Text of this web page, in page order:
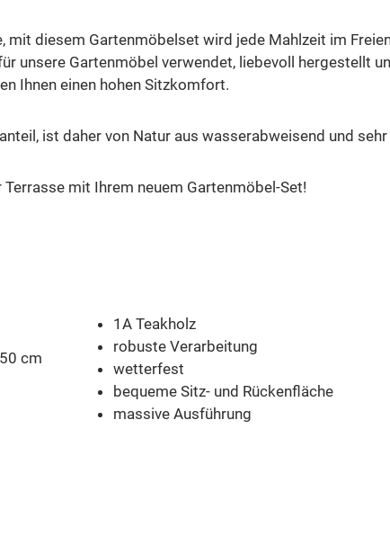
mit diesem Gartenmöbelset wird jede Mahlzeit im
unsere Gartenmöbel verwendet, liebevoll hergestellt
Ihnen einen hohen Sitzkomfort.
ist daher von Natur aus wasserabweisend und
mit Ihrem neuem Gartenmöbel-Set!
cm
1A Teakholz
robuste Verarbeitung
wetterfest
bequeme Sitz- und Rückenfläche
massive Ausführung